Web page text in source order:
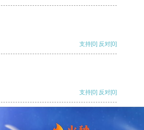
支持[0] 反对[0]
支持[0] 反对[0]